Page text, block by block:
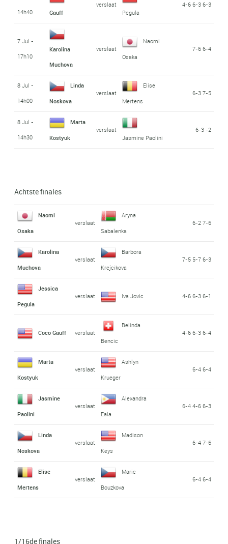
14h40
Gauff
verslaat
Pegula
4-6 6-3 6-3
7 Jul -
17h10
Karolina
Muchova
verslaat
Naomi
Osaka
7-6 6-4
8 Jul -
14h00
Linda
Noskova
verslaat
Elise
Mertens
6-3 7-5
8 Jul -
14h30
Marta
Kostyuk
verslaat
Jasmine Paolini
6-3 -2
Achtste finales
Naomi
Osaka
verslaat
Aryna
Sabalenka
6-2 7-6
Karolina
Muchova
verslaat
Barbora
Krejcikova
7-5 5-7 6-3
Jessica
Pegula
verslaat Iva Jovic 4-6 6-3 6-1
Coco Gauff verslaat
Belinda
Bencic
4-6 6-3 6-4
Marta
Kostyuk
verslaat
Ashlyn
Krueger
6-4 6-4
Jasmine
Paolini
verslaat
Alexandra
Eala
6-4 4-6 6-3
Linda
Noskova
verslaat
Madison
Keys
6-4 7-6
Elise
Mertens
verslaat
Marie
Bouzkova
6-4 6-4
1/16de finales